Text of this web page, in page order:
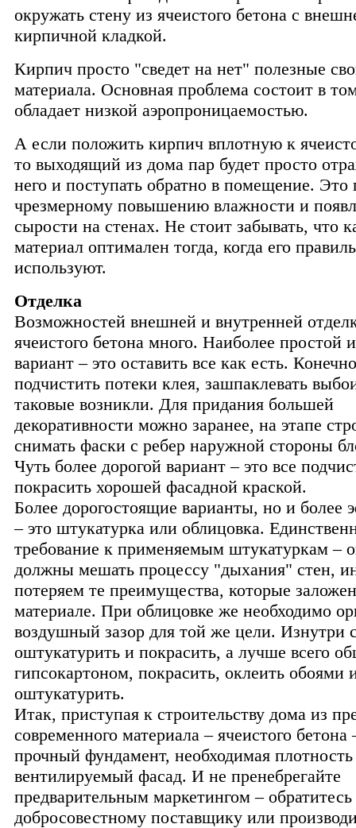
окружать стену из ячеистого бетона с
кирпичной кладкой.
Кирпич просто "сведет на нет" полезные
материала. Основная проблема состоит в
обладает низкой аэропроницаемостью.
А если положить кирпич вплотную к
то выходящий из дома пар будет просто
него и поступать обратно в помещение. Это
чрезмерному повышению влажности и
сырости на стенах. Не стоит забывать, что
материал оптимален тогда, когда его
используют.
Отделка
Возможностей внешней и внутренней
ячеистого бетона много. Наиболее простой
вариант – это оставить все как есть.
подчистить потеки клея, зашпаклевать
таковые возникли. Для придания большей
декоративности можно заранее, на этапе
снимать фаски с ребер наружной стороны
Чуть более дорогой вариант – это все
покрасить хорошей фасадной краской.
Более дорогостоящие варианты, но и более
– это штукатурка или облицовка.
требование к применяемым штукатуркам –
должны мешать процессу "дыхания" стен,
потеряем те преимущества, которые
материале. При облицовке же необходимо
воздушный зазор для той же цели. Изнутри
оштукатурить и покрасить, а лучше всего
гипсокартоном, покрасить, оклеить обоями
оштукатурить.
Итак, приступая к строительству дома из
современного материала – ячеистого
прочный фундамент, необходимая
вентилируемый фасад. И не пренебрегайте
предварительным маркетингом – обратитесь
добросовестному поставщику или